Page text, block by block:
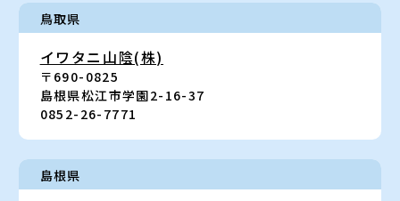
鳥取県
イワタニ山陰(株)
〒690-0825
島根県松江市学園2-16-37
0852-26-7771
島根県